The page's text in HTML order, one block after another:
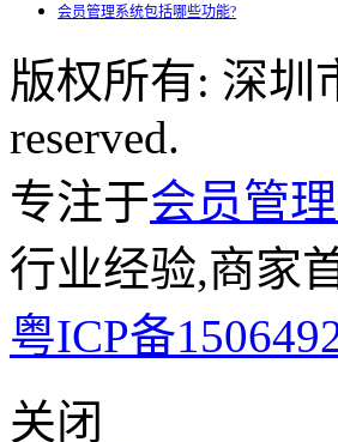
会员管理系统包括哪些功能?
版权所有: 深圳
reserved.
专注于会员管
行业经验,商家
粤ICP备
关闭